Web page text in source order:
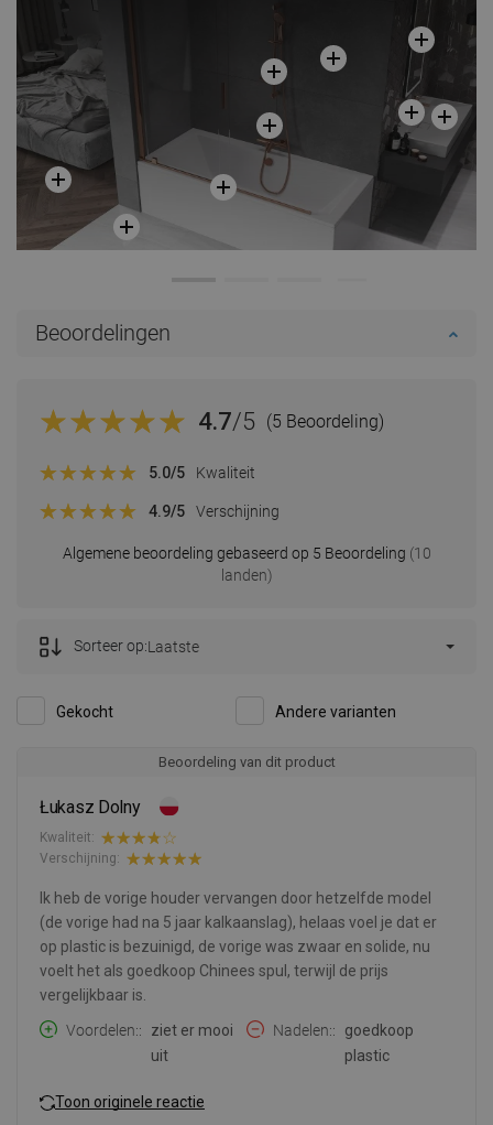
Beoordelingen
4.7/5 (5 Beoordeling)
Algemene beoordeling gebaseerd op 5 Beoordeling (10
landen)
5.0/5 Kwaliteit
4.9/5 Verschijning
Gekocht Andere varianten
Sorteer op:Laatste
Beoordeling van dit product
Łukasz Dolny
Kwaliteit:
Verschijning:
Ik heb de vorige houder vervangen door hetzelfde model
(de vorige had na 5 jaar kalkaanslag), helaas voel je dat er
op plastic is bezuinigd, de vorige was zwaar en solide, nu
voelt het als goedkoop Chinees spul, terwijl de prijs
vergelijkbaar is.
Voordelen:
ziet er mooi
uit
Nadelen:
goedkoop
plastic
Toon originele reactie